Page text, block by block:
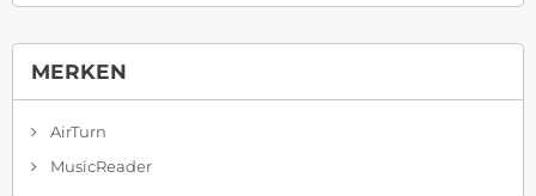
MERKEN
AirTurn
MusicReader